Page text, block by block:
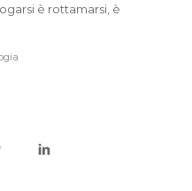
è rottamarsi, è